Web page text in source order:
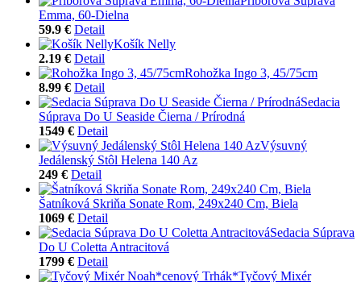
Emma, 60-Dielna
59.9 € Detail
Košík Nelly
2.19 € Detail
Rohožka Ingo 3, 45/75cm
8.99 € Detail
Sedacia
Súprava Do U Seaside Čierna / Prírodná
1549 € Detail
Výsuvný
Jedálenský Stôl Helena 140 Az
249 € Detail
Šatníková Skriňa Sonate Rom, 249x240 Cm, Biela
1069 € Detail
Sedacia Súprava
Do U Coletta Antracitová
1799 € Detail
Tyčový Mixér